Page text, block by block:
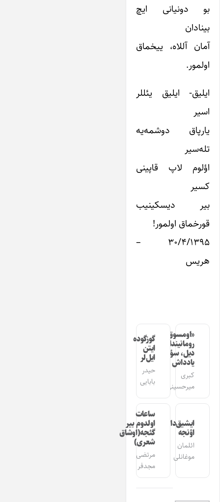
بو دونیانی ایچ
بینادان
آمان آللاه، ییخماق
اولمور.
ایلیق- ایلیق یئللر
اسیر
یارپاق دوشمه‌یه
تله‌سیر
اؤلوم لاپ قاپینی
کسیر
بیر دیسکینیب
قورخماق اولمور!
۳۰/۴/۱۳۹۵ –
هریس
«اومسوق»
رومانیندا
دیل، سؤز،
یادداش
کبری
میرحسینی
گوزگوده
ایتن
ایل‌لر
حیدر
بابایی
ایشیق‌دان
اؤنجه
ائلمان
موغانلی
ساعات
اولدوم بیر
گئجه(اوشاق
شعری)
مرتضی
مجدفر